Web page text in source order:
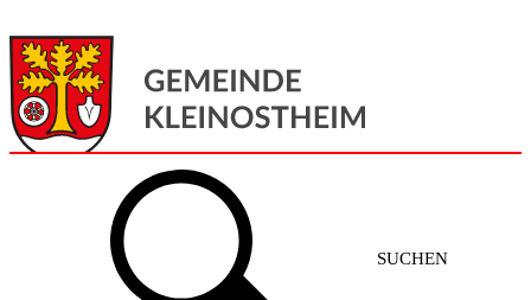
SUCHEN
Gemeinde + Service